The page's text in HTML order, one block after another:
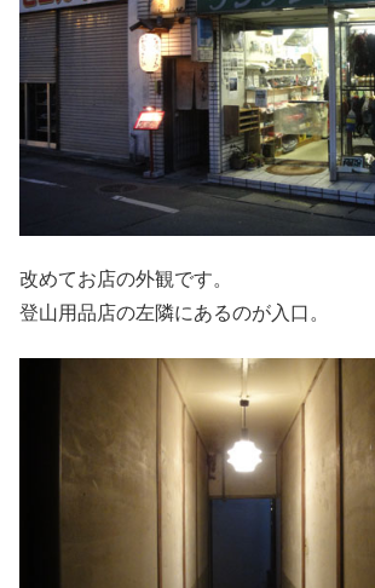
改めてお店の外観です。
登山用品店の左隣にあるのが入口。